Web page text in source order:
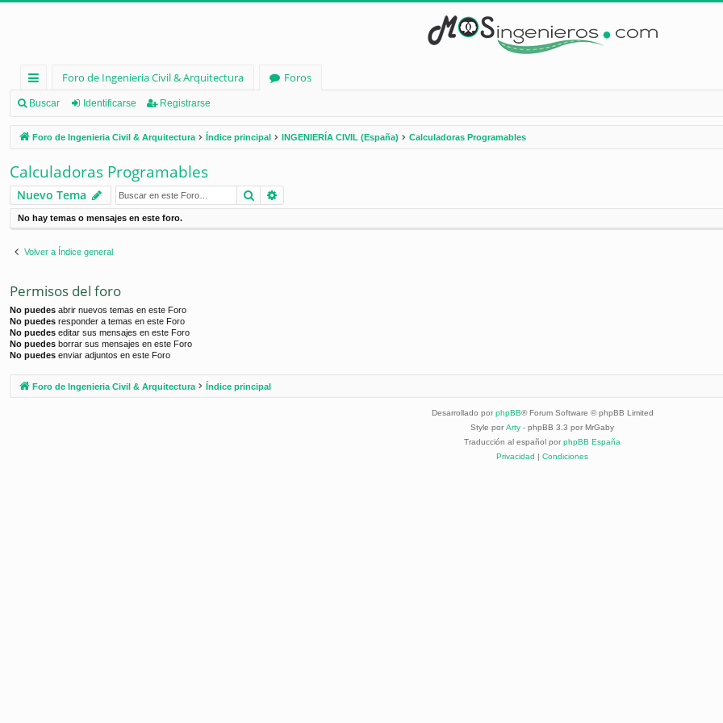
nl
ac
es
rá
pi
d
os
Foro de Ingenieria Civil & Arquitectura
Foros
Buscar Identificarse Registrarse
Foro de Ingenieria Civil & Arquitectura Índice principal INGENIERÍA CIVIL (España) Calculadoras Programables
Calculadoras Programables
Nuevo Tema Buscar
No hay temas o mensajes en este foro.
Volver a Índice general
Permisos del foro
No puedes abrir nuevos temas en este Foro
No puedes responder a temas en este Foro
No puedes editar sus mensajes en este Foro
No puedes borrar sus mensajes en este Foro
No puedes enviar adjuntos en este Foro
Foro de Ingenieria Civil & Arquitectura Índice principal
Desarrollado por phpBB® Forum Software © phpBB Limited
Style por Arty - phpBB 3.3 por MrGaby
Traducción al español por phpBB España
Privacidad | Condiciones